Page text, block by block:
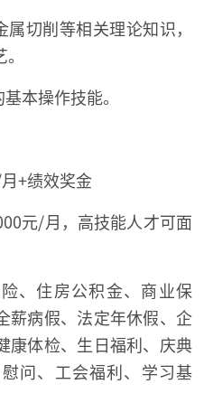
切削等相关理论知识，
本操作技能。
+绩效奖金
元/月，高技能人才可面
、住房公积金、商业保
薪病假、法定年休假、企
康体检、生日福利、庆典
问、工会福利、学习基